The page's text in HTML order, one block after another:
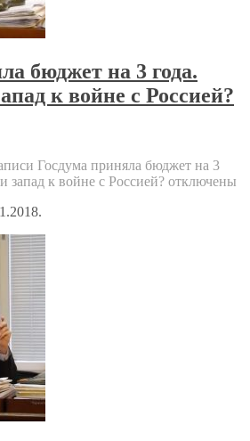
бюджет на 3 года.
к войне с Россией?
Госдума приняла бюджет на 3
запад к войне с Россией? отключены